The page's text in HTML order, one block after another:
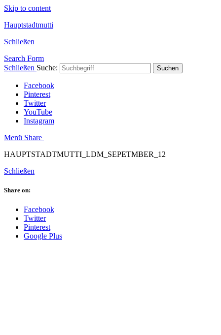
Skip to content
Hauptstadtmutti
Schließen
Search Form
Schließen Suche: Suchen
Facebook
Pinterest
Twitter
YouTube
Instagram
Menü Share
HAUPTSTADTMUTTI_LDM_SEPETMBER_12
Schließen
Share on:
Facebook
Twitter
Pinterest
Google Plus